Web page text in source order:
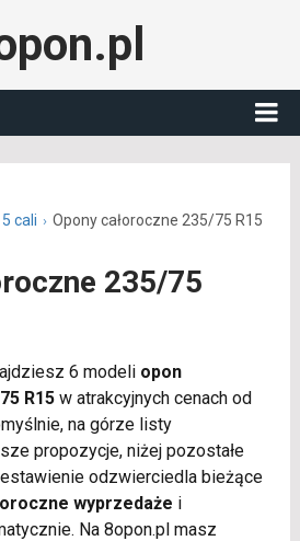
cali Opony całoroczne 235/75 R15
235/75
6 modeli opon
R15w atrakcyjnych cenach od
na górze listy
propozycje, niżej pozostałe
odzwierciedla bieżące
wyprzedaże i
Na 8opon.pl masz